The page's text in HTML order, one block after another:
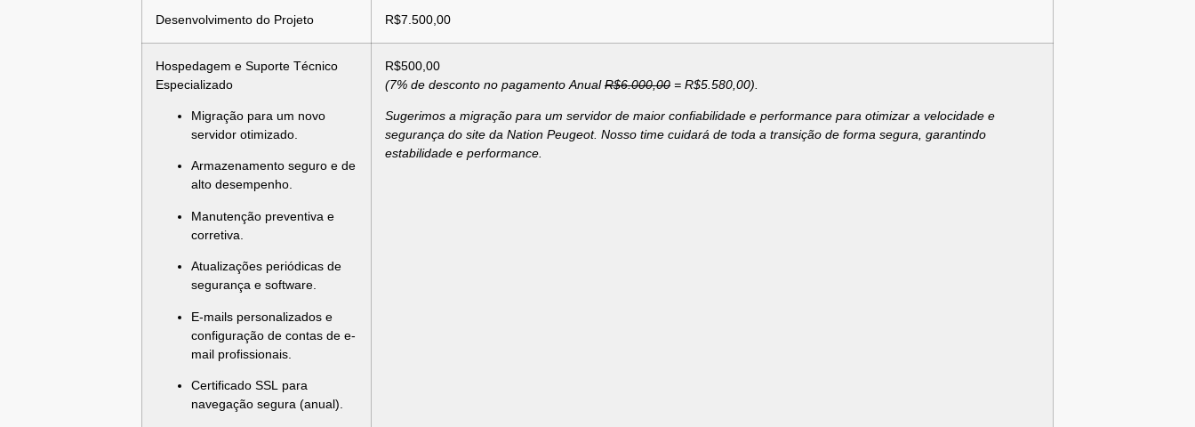
Desenvolvimento do Projeto R$7.500,00
Hospedagem e Suporte Técnico
Especializado
Migração para um novo
servidor otimizado.
Armazenamento seguro e de
alto desempenho.
Manutenção preventiva e
corretiva.
Atualizações periódicas de
segurança e software.
E-mails personalizados e
configuração de contas de e-
mail profissionais.
Certificado SSL para
navegação segura (anual).
R$500,00
(7% de desconto no pagamento AnualR$6.000,00 = R$5.580,00).
Sugerimos a migração para um servidor de maior confiabilidade e performance para otimizar a velocidade e
segurança do site da Nation Peugeot. Nosso time cuidará de toda a transição de forma segura, garantindo
estabilidade e performance.